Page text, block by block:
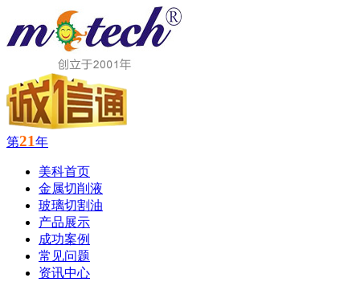
第21年
美科首页
金属切削液
玻璃切割油
产品展示
成功案例
常见问题
资讯中心